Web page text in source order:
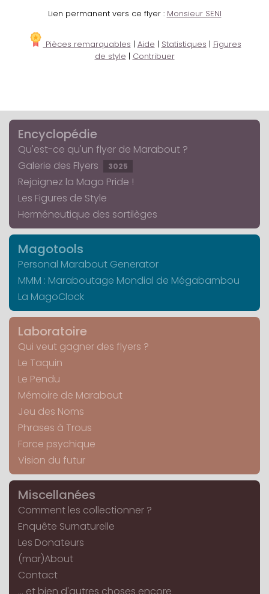
Lien permanent vers ce flyer : Monsieur SENI
Pièces remarquables | Aide | Statistiques | Figures
de style | Contribuer
Encyclopédie
Qu'est-ce qu'un flyer de Marabout ?
Galerie des Flyers
3025
Rejoignez la Mago Pride !
Les Figures de Style
Herméneutique des sortilèges
Magotools
Personal Marabout Generator
MMM : Maraboutage Mondial de Mégabambou
La MagoClock
Laboratoire
Qui veut gagner des flyers ?
Le Taquin
Le Pendu
Mémoire de Marabout
Jeu des Noms
Phrases à Trous
Force psychique
Vision du futur
Miscellanées
Comment les collectionner ?
Enquête Surnaturelle
Les Donateurs
(mar)About
Contact